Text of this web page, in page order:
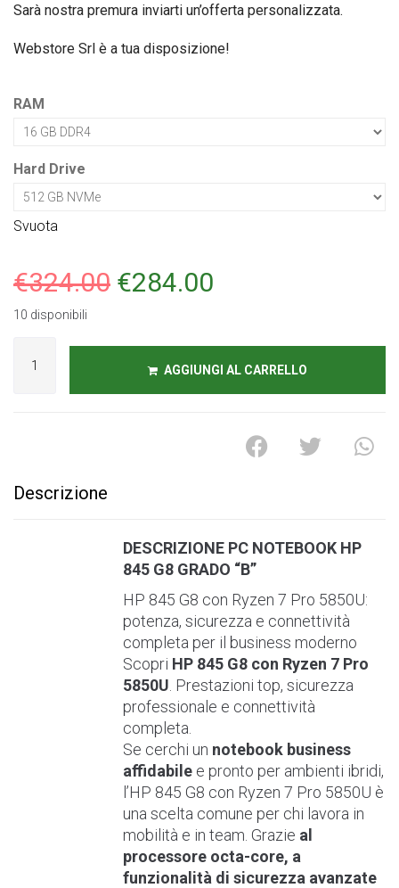
Sarà nostra premura inviarti un’offerta personalizzata.
Webstore Srl è a tua disposizione!
RAM
Hard Drive
Svuota
€324.00 €284.00
10 disponibili
AGGIUNGI AL CARRELLO
n
Descrizione
DESCRIZIONE PC NOTEBOOK HP
845 G8 GRADO “B”
HP 845 G8 con Ryzen 7 Pro 5850U:
potenza, sicurezza e connettività
completa per il business moderno
Scopri HP 845 G8 con Ryzen 7 Pro
5850U . Prestazioni top, sicurezza
professionale e connettività
completa.
Se cerchi un notebook business
affidabile e pronto per ambienti ibridi,
l’HP 845 G8 con Ryzen 7 Pro 5850U è
una scelta comune per chi lavora in
mobilità e in team. Grazie al
processore octa-core, a
funzionalità di sicurezza avanzate